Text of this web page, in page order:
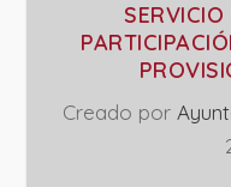
Creado por